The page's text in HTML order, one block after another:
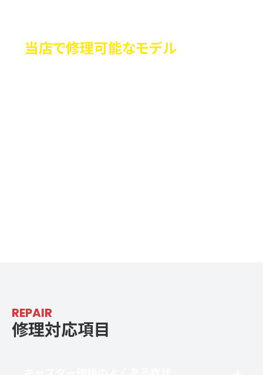
当店で修理可能なモデル
REPAIR
修理対応項目